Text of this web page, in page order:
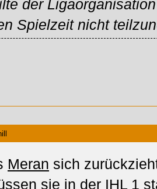
der
Spielzeit nicht
Meran sich
sie in der IHL 1